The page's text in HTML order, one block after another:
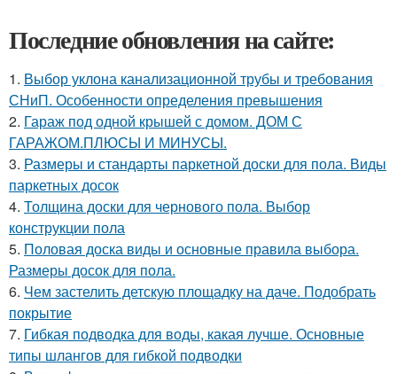
Последние обновления на сайте:
1. Выбор уклона канализационной трубы и требования
СНиП. Особенности определения превышения
2. Гараж под одной крышей с домом. ДОМ С
ГАРАЖОМ.ПЛЮСЫ И МИНУСЫ.
3. Размеры и стандарты паркетной доски для пола. Виды
паркетных досок
4. Толщина доски для чернового пола. Выбор
конструкции пола
5. Половая доска виды и основные правила выбора.
Размеры досок для пола.
6. Чем застелить детскую площадку на даче. Подобрать
покрытие
7. Гибкая подводка для воды, какая лучше. Основные
типы шлангов для гибкой подводки